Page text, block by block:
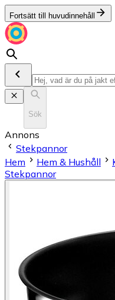
Fortsätt till huvudinnehåll
Sök
Annons
Stekpannor
Hem
Hem & Hushåll
Stekpannor